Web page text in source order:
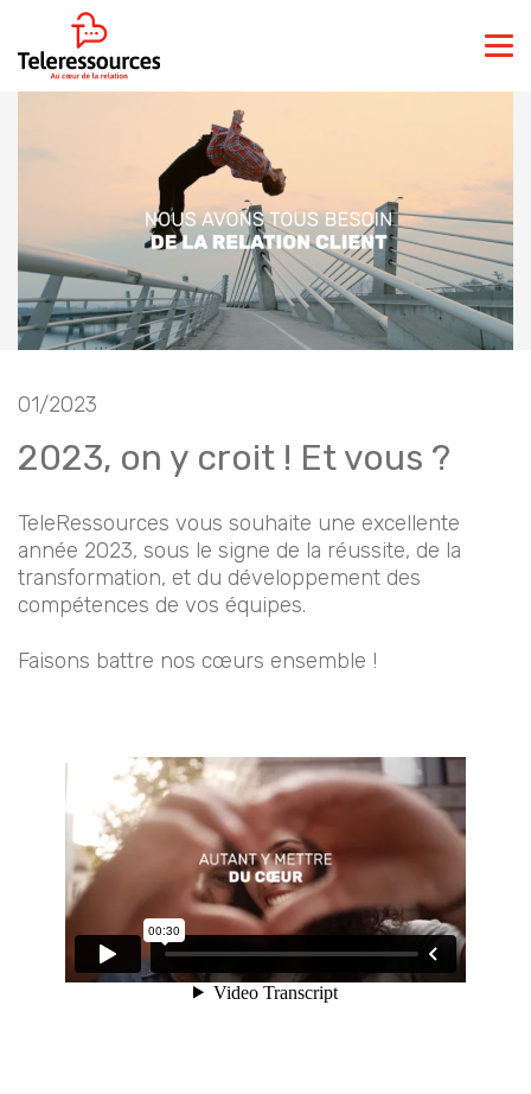
01/2023
2023, on y croit ! Et vous ?
TeleRessources vous souhaite une excellente
année 2023, sous le signe de la réussite, de la
transformation, et du développement des
compétences de vos équipes.
Faisons battre nos cœurs ensemble !